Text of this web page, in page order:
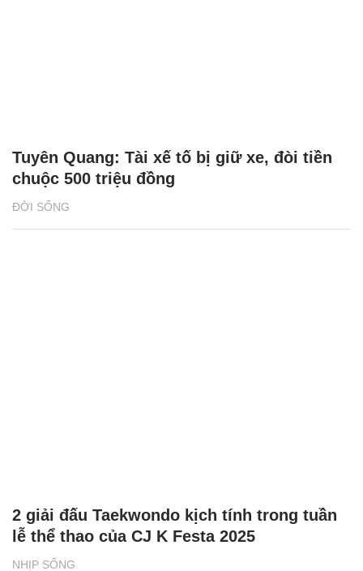
ĐỜI SỐNG
Tuyên Quang: Tài xế tố bị giữ xe, đòi tiền
chuộc 500 triệu đồng
NHỊP SỐNG
2 giải đấu Taekwondo kịch tính trong tuần
lễ thể thao của CJ K Festa 2025